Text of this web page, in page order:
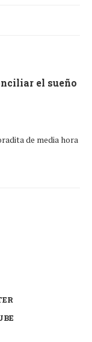
el sueño
de media hora